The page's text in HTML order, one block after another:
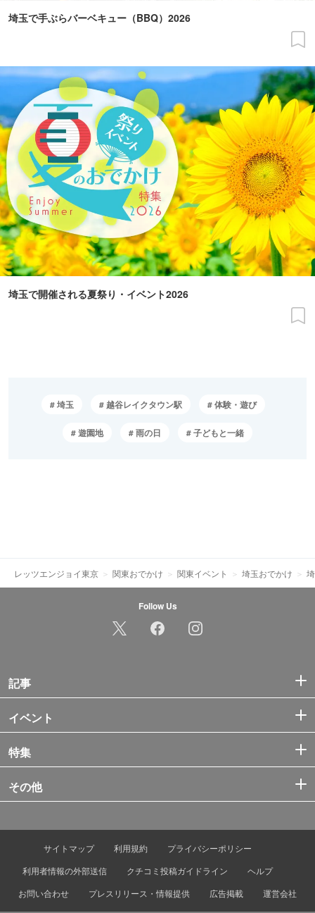
埼玉で手ぶらバーベキュー（BBQ）2026
埼玉で開催される夏祭り・イベント2026
埼玉 越谷レイクタウン駅 体験・遊び
遊園地 雨の日 子どもと一緒
レッツエンジョイ東京 関東おでかけ 関東イベント 埼玉おでかけ
Follow Us
記事
イベント
特集
その他
サイトマップ 利用規約
プライバシーポリシー
利用者情報の外部送信
クチコミ投稿ガイドライン
ヘルプ
お問い合わせ
プレスリリース・情報提供 広告掲載 運営会社